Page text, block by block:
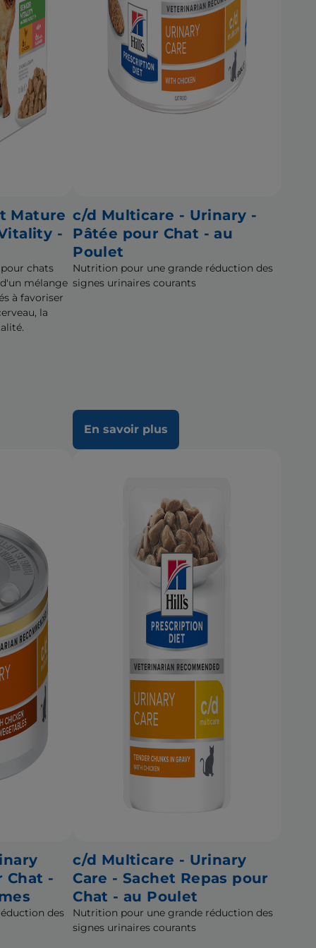
Mature
-
pour chats
mélange
à favoriser
la
c/d Multicare - Urinary -
Pâtée pour Chat - au
Poulet
Nutrition pour une grande réduction des
signes urinaires courants
En savoir plus
Chat -
des
c/d Multicare - Urinary
Care - Sachet Repas pour
Chat - au Poulet
Nutrition pour une grande réduction des
signes urinaires courants